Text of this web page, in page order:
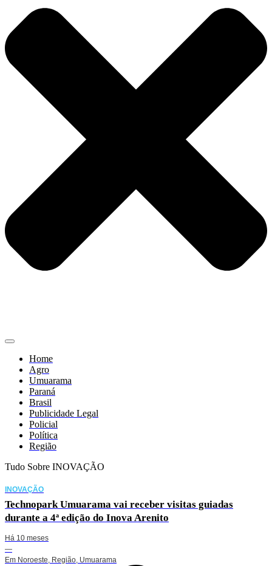
Home
Agro
Umuarama
Paraná
Brasil
Publicidade Legal
Policial
Política
Região
Tudo Sobre INOVAÇÃO
INOVAÇÃO
Technopark Umuarama vai receber visitas guiadas
durante a 4ª edição do Inova Arenito
Há 10 meses
—
Em Noroeste Região Umuarama